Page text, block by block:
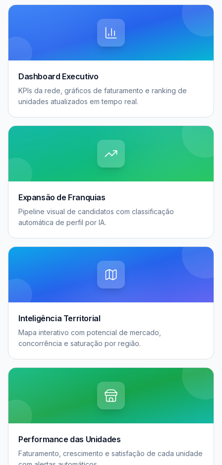
Dashboard Executivo
KPIs da rede, gráficos de faturamento e ranking de
unidades atualizados em tempo real.
Expansão de Franquias
Pipeline visual de candidatos com classificação
automática de perfil por IA.
Inteligência Territorial
Mapa interativo com potencial de mercado,
concorrência e saturação por região.
Performance das Unidades
Faturamento, crescimento e satisfação de cada unidade